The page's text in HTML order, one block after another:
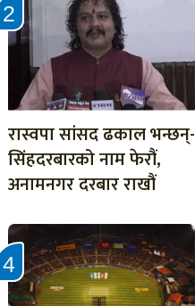
रास्वपा सांसद ढकाल भन्छन्-
सिंहदरबारको नाम फेरौं,
अनामनगर दरबार राखौं